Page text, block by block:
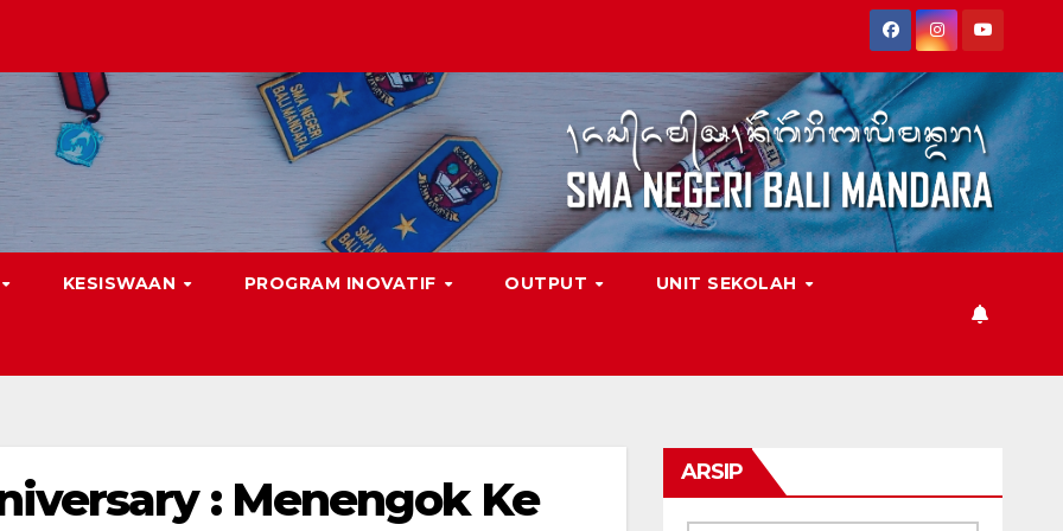
KESISWAAN PROGRAM INOVATIF OUTPUT UNIT SEKOLAH
: Menengok Ke
ARSIP